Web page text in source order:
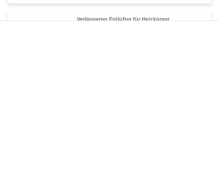
Verlängerter Entlüfter für Heizkörper